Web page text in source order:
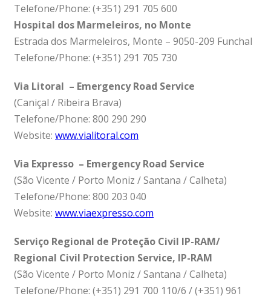
Telefone/Phone: (+351) 291 705 600
Hospital dos Marmeleiros, no Monte
Estrada dos Marmeleiros, Monte – 9050-209 Funchal
Telefone/Phone: (+351) 291 705 730
Via Litoral – Emergency Road Service
(Caniçal / Ribeira Brava)
Telefone/Phone: 800 290 290
Website: www.vialitoral.com
Via Expresso – Emergency Road Service
(São Vicente / Porto Moniz / Santana / Calheta)
Telefone/Phone: 800 203 040
Website: www.viaexpresso.com
Serviço Regional de Proteção Civil IP-RAM/
Regional Civil Protection Service, IP-RAM
(São Vicente / Porto Moniz / Santana / Calheta)
Telefone/Phone: (+351) 291 700 110/6 / (+351) 961